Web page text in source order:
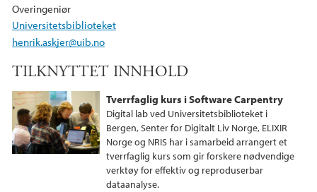
Overingeniør
Universitetsbiblioteket
henrik.askjer@uib.no
TILKNYTTET INNHOLD
Tverrfaglig kurs i Software Carpentry
Digital lab ved Universitetsbiblioteket i
Bergen, Senter for Digitalt Liv Norge, ELIXIR
Norge og NRIS har i samarbeid arrangert et
tverrfaglig kurs som gir forskere nødvendige
verktøy for effektiv og reproduserbar
dataanalyse.